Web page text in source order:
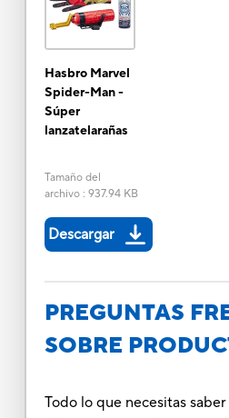
Hasbro Marvel
Spider-Man -
Súper
lanzatelarañas
Tamaño del
archivo: 937.94 KB
Descargar
PREGUNTAS
SOBRE
Todo lo que necesitas